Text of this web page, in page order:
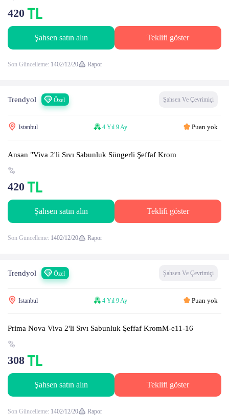
420
Şahsen satın alın Teklifi göster
Son Güncelleme: 1402/12/20 Rapor
Trendyol Özel Şahsen Ve Çevrimiçi
Istanbul 4 Yıl 9 Ay Puan yok
Ansan "Viva 2'li Sıvı Sabunluk Süngerli Şeffaf Krom
420
Şahsen satın alın Teklifi göster
Son Güncelleme: 1402/12/20 Rapor
Trendyol Özel Şahsen Ve Çevrimiçi
Istanbul 4 Yıl 9 Ay Puan yok
Prima Nova Viva 2'li Sıvı Sabunluk Şeffaf KromM-e11-16
308
Şahsen satın alın Teklifi göster
Son Güncelleme: 1402/12/20 Rapor